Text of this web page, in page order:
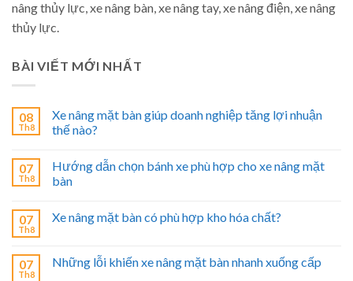
nâng thủy lực, xe nâng bàn, xe nâng tay, xe nâng điện, xe nâng
thủy lực.
BÀI VIẾT MỚI NHẤT
08
Th8
Xe nâng mặt bàn giúp doanh nghiệp tăng lợi nhuận
thế nào?
07
Th8
Hướng dẫn chọn bánh xe phù hợp cho xe nâng mặt
bàn
07
Th8
Xe nâng mặt bàn có phù hợp kho hóa chất?
07
Th8
Những lỗi khiến xe nâng mặt bàn nhanh xuống cấp